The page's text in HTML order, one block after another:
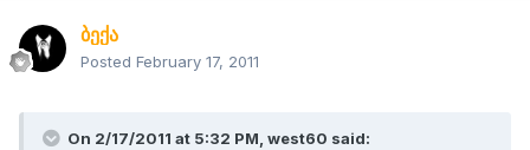
ბექა
Posted February 17, 2011
On 2/17/2011 at 5:32 PM, west60 said: